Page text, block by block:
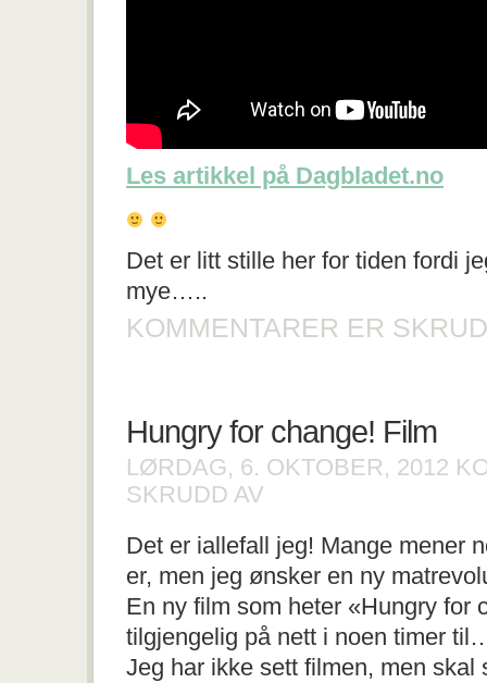
Les artikkel på Dagbladet.no
Det er litt stille her for tiden fordi
mye…..
KOMMENTARER ER
Hungry for change! Film
LØRDAG, 6. OKTOBER, 2012
SKRUDD AV
CHANGE!
FILM
Det er iallefall jeg! Mange mener
er, men jeg ønsker en ny
En ny film som heter «Hungry for
tilgjengelig på nett i noen timer
Jeg har ikke sett filmen, men skal